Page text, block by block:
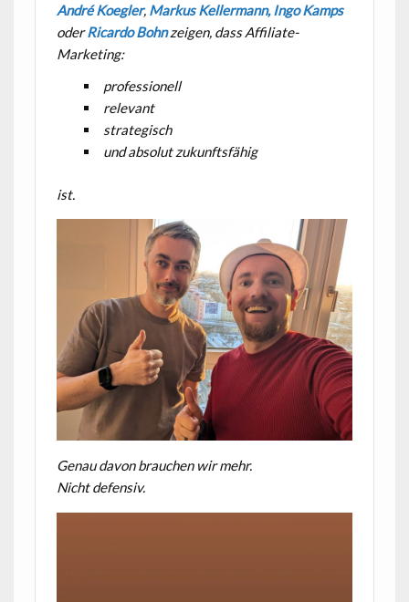
André Koegler, Markus Kellermann, Ingo Kamps
oderRicardo Bohnzeigen, dass Affiliate-
Marketing:
professionell
relevant
strategisch
und absolut zukunftsfähig
ist.
Genau davon brauchen wir mehr.
Nicht defensiv.